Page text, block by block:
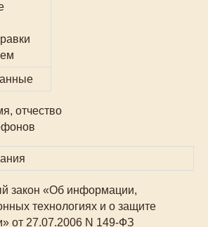
отчество
закон «Об информации,
технологиях и о защите
от 27.07.2006 N 149-ФЗ